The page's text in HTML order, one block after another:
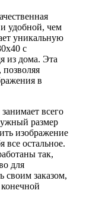
и удобной, чем
уникальную
с
из дома. Эта
позволяя
в
всего
размер
изображение
все остальное.
так,
для
своим заказом,